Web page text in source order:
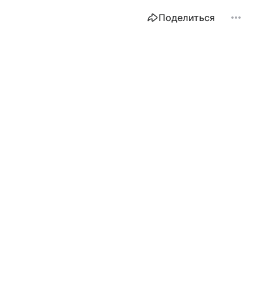
Поделиться